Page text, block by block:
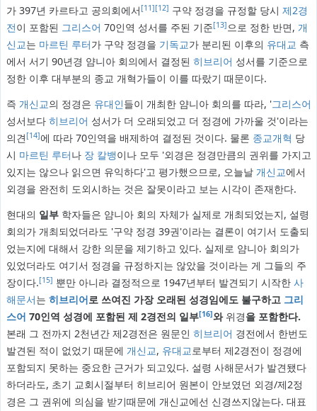
가 397년 카르타고 공의회에서[11][12] 구약 정경을 규정할 당시 제2경
전이 포함된 그리스어 70인역 성서를 주된 기준[13]으로 정한 반면, 개
신교는 마르틴 루터가 구약 정경을 기독교가 분리된 이후의 유대교 측
에서 서기 90년경 얌니아 회의에서 결정된 히브리어 성서를 기준으로
정한 이후 대부분의 종교 개혁가들이 이를 따랐기 때문이다.
즉 개신교의 정경은 유대인들이 개최한 얌니아 회의를 따라, '그리스어
성서보다 히브리어 성서가 더 오래되었고 더 정경에 가까울 것'이라는
의견[14]에 따라 70인역을 배제하여 결정된 것이다. 물론 종교개혁 당
시 마르틴 루터나 장 칼뱅이나 모두 '외경은 정경만큼의 권위를 가지고
있지는 않으나 읽으면 유익하다'고 평가했으므로, 오늘날 개신교에서
외경을 완전히 도외시하는 것은 잘못이라고 보는 시각이 존재한다.
현대의 일부학자들은 얌니아 회의 자체가 실제로 개최되었는지, 설령
회의가 개최되었더라도 '구약 정경 39권'이라는 결론이 여기서 도출되
었는지에 대해서 강한 의문을 제기하고 있다. 실제로 얌니아 회의가
있었더라도 여기서 정경을 규정하지는 않았을 것이라는 게 그들의 주
장이다.[15] 뿐만 아니라 결정적으로 1947년부터 발견되기 시작한 사
해문서는 히브리어로 쓰여진 가장 오래된 성경임에도 불구하고 그리
스어 70인역 성경에 포함된 제 2경전의 일부[16]와 위경을 포함한다.
본래 그 전까지 2천년간 제2경전은 원문인 히브리어 경전에서 한번도
발견된 적이 없었기 때문에 개신교, 유대교로부터 제2경전이 정경에
포함되지 못하는 중요한 근거가 되고있다. 설령 사해문서가 발견됐다
하더라도, 초기 교회시절부터 히브리어 원본이 안보였던 외경/제2정
경은 그 권위에 의심을 받기때문에 개신교에선 신경쓰지않는다. 대표